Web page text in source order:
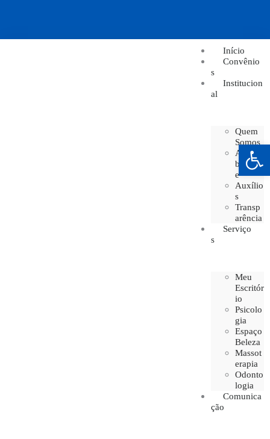
Início
Convênio
s
Institucion
al
Quem
Somos
Acessi
bilidad
e
Auxílio
s
Transp
arência
Serviço
s
Meu
Escritór
io
Psicolo
gia
Espaço
Beleza
Massot
erapia
Odonto
logia
Comunica
ção
Barra de Ferramentas Aberta